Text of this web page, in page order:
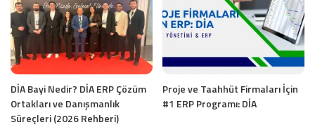
DİA Bayi Nedir? DİA ERP Çözüm
Ortakları ve Danışmanlık
Süreçleri (2026 Rehberi)
Proje ve Taahhüt Firmaları İçin
#1 ERP Programı: DİA